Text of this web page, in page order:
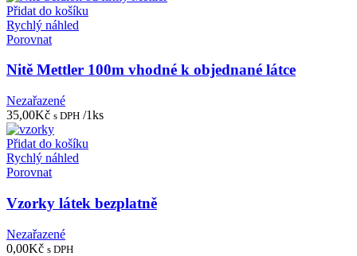
Přidat do košíku
Rychlý náhled
Porovnat
Nitě Mettler 100m vhodné k objednané látce
Nezařazené
35,00Kč s DPH /1ks
Přidat do košíku
Rychlý náhled
Porovnat
Vzorky látek bezplatně
Nezařazené
0,00Kč s DPH